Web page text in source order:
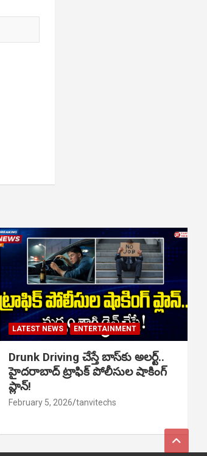
LATEST NEWS ENTERTAINMENT
Drunk Driving చేస్తే బాస్‌కు అలర్ట్..
హైదరాబాద్ ట్రాఫిక్ పోలీసుల షాకింగ్
ప్లాన్!
February 5, 2026 tanvitechs